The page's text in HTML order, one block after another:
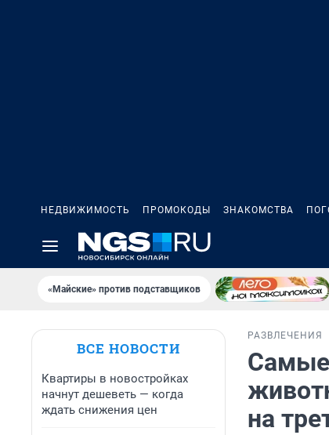
НЕДВИЖИМОСТЬ ПРОМОКОДЫ ЗНАКОМСТВА
«Майские» против подставщиков
ВСЕ НОВОСТИ
Квартиры в новостройках
начнут дешеветь — когда
ждать снижения цен
РАЗВЛЕЧЕНИЯ
на